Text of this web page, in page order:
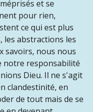
et se
pour rien,
ce qui est plus
les abstractions les
savoirs, nous nous
notre responsabilité
Dieu. Il ne s'agit
clandestinité, en
de tout mais de se